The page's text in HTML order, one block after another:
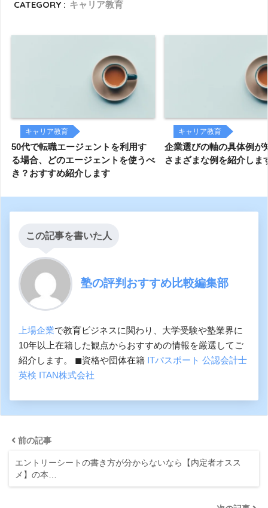
CATEGORY : キャリア教育
キャリア教育
50代で転職エージェントを利用す
る場合、どのエージェントを使うべ
き？おすすめ紹介します
キャリア教育
企業選びの軸の具体例が
さまざまな例を紹介しま
この記事を書いた人
塾の評判おすすめ比較編集部
上場企業で教育ビジネスに関わり、大学受験や塾業界に
10年以上在籍した観点からおすすめの情報を厳選してご
紹介します。 ◼︎資格や団体在籍 ITパスポート 公認会計士
英検 ITAN株式会社
前の記事
エントリーシートの書き方が分からないなら【内定者オスス
メ】の本…